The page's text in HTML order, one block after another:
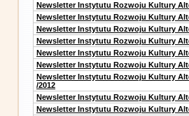
Newsletter Instytutu Rozwoju Kultury
Newsletter Instytutu Rozwoju Kultury
Newsletter Instytutu Rozwoju Kultury
Newsletter Instytutu Rozwoju Kultury
Newsletter Instytutu Rozwoju Kultury
Newsletter Instytutu Rozwoju Kultury
Newsletter Instytutu Rozwoju Kultury
/2012
Newsletter Instytutu Rozwoju Kultury
Newsletter Instytutu Rozwoju Kultury